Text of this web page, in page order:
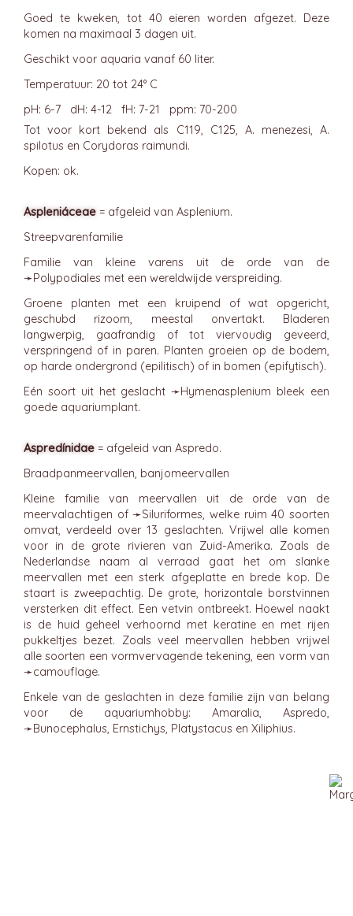
Goed te kweken, tot 40 eieren worden afgezet. Deze
komen na maximaal 3 dagen uit.
Geschikt voor aquaria vanaf 60 liter.
Temperatuur: 20 tot 24° C
pH: 6-7 dH: 4-12 fH: 7-21 ppm: 70-200
Tot voor kort bekend als C119, C125, A. menezesi, A.
spilotus en Corydoras raimundi.
Kopen: ok.
Aspleniáceae = afgeleid van Asplenium.
Streepvarenfamilie
Familie van kleine varens uit de orde van de
➛Polypodiales met een wereldwijde verspreiding.
Groene planten met een kruipend of wat opgericht,
geschubd rizoom, meestal onvertakt. Bladeren
langwerpig, gaafrandig of tot viervoudig geveerd,
verspringend of in paren. Planten groeien op de bodem,
op harde ondergrond (epilitisch) of in bomen (epifytisch).
Eén soort uit het geslacht ➛Hymenasplenium bleek een
goede aquariumplant.
Aspredínidae = afgeleid van Aspredo.
Braadpanmeervallen, banjomeervallen
Kleine familie van meervallen uit de orde van de
meervalachtigen of ➛Siluriformes, welke ruim 40 soorten
omvat, verdeeld over 13 geslachten. Vrijwel alle komen
voor in de grote rivieren van Zuid-Amerika. Zoals de
Nederlandse naam al verraad gaat het om slanke
meervallen met een sterk afgeplatte en brede kop. De
staart is zweepachtig. De grote, horizontale borstvinnen
versterken dit effect. Een vetvin ontbreekt. Hoewel naakt
is de huid geheel verhoornd met keratine en met rijen
pukkeltjes bezet. Zoals veel meervallen hebben vrijwel
alle soorten een vormvervagende tekening, een vorm van
➛camouflage.
Enkele van de geslachten in deze familie zijn van belang
voor de aquariumhobby: Amaralia, Aspredo,
➛Bunocephalus, Ernstichys, Platystacus en Xiliphius.